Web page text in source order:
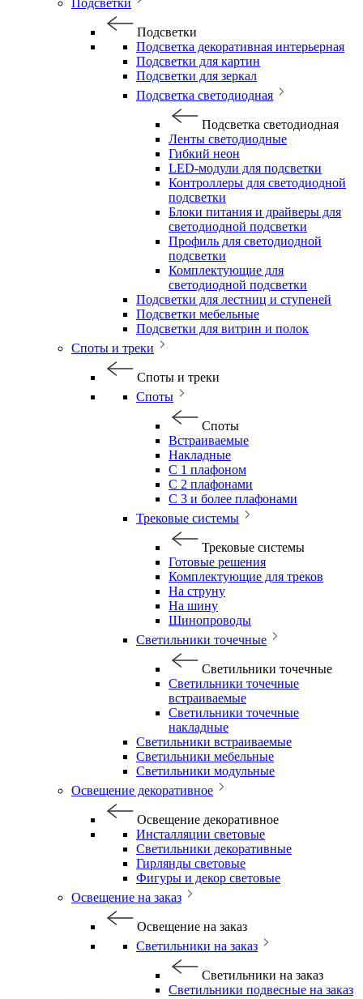
Подсветки
Подсветки
Подсветка декоративная интерьерная
Подсветки для картин
Подсветки для зеркал
Подсветка светодиодная
Подсветка светодиодная
Ленты светодиодные
Гибкий неон
LED-модули для подсветки
Контроллеры для светодиодной
подсветки
Блоки питания и драйверы для
светодиодной подсветки
Профиль для светодиодной
подсветки
Комплектующие для
светодиодной подсветки
Подсветки для лестниц и ступеней
Подсветки мебельные
Подсветки для витрин и полок
Споты и треки
Споты и треки
Споты
Споты
Встраиваемые
Накладные
С 1 плафоном
С 2 плафонами
С 3 и более плафонами
Трековые системы
Трековые системы
Готовые решения
Комплектующие для треков
На струну
На шину
Шинопроводы
Светильники точечные
Светильники точечные
Светильники точечные
встраиваемые
Светильники точечные
накладные
Светильники встраиваемые
Светильники мебельные
Светильники модульные
Освещение декоративное
Освещение декоративное
Инсталляции световые
Светильники декоративные
Гирлянды световые
Фигуры и декор световые
Освещение на заказ
Освещение на заказ
Светильники на заказ
Светильники на заказ
Светильники подвесные на заказ